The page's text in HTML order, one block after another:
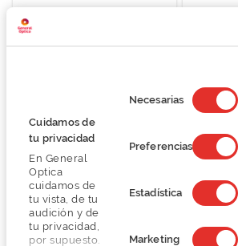
Cuidamos de
tu privacidad
En General
Optica
cuidamos de
tu vista, de tu
audición y de
tu privacidad,
por supuesto.
de
consentimiento
Necesarias
Preferencias
Estadística
Marketing
99,75 €